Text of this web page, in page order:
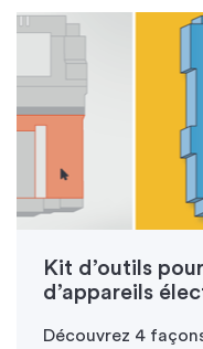
Kit d’outils
d’appareils
Découvrez 4